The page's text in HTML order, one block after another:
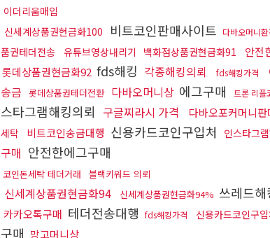
이더리움매입
신세계상품권현금화100
비트코인판매사이트 다바오머니
품권테더전송 유튜브영상내리기 백화점상품권현금화91 안전
롯데상품권현금화92 fds해킹 각종해킹의뢰 fds해킹가격
송금 롯데상품권테더전환 다바오머니상 에그구매 트론 리플
스타그램해킹의뢰 구글찌라시 가격 다바오포커머니판
세탁
비트코인송금대행 신용카드코인구입처 인스타그
구매 안전한에그구매
코인돈세탁 테더거래 블랙키워드 의뢰
신세계상품권현금화94 신세계상품권현금화94% 쓰레드해
카카오톡구매 테더전송대행 fds해킹가격 신용카드코인구
구매 망고머니상